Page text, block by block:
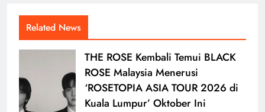
Related News
THE ROSE Kembali Temui BLACK
ROSE Malaysia Menerusi
‘ROSETOPIA ASIA TOUR 2026 di
Kuala Lumpur’ Oktober Ini